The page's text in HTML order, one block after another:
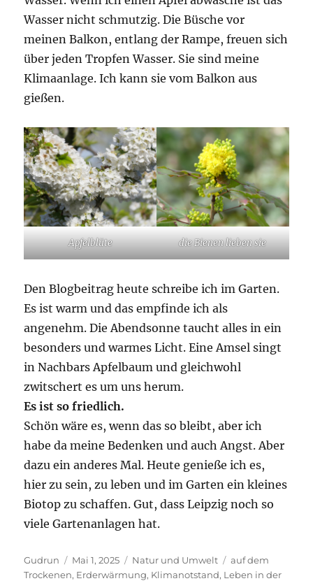
Wasser nicht schmutzig. Die Büsche vor
meinen Balkon, entlang der Rampe, freuen sich
über jeden Tropfen Wasser. Sie sind meine
Klimaanlage. Ich kann sie vom Balkon aus
gießen.
Apfelblüte die Bienen lieben sie
Den Blogbeitrag heute schreibe ich im Garten.
Es ist warm und das empfinde ich als
angenehm. Die Abendsonne taucht alles in ein
besonders und warmes Licht. Eine Amsel singt
in Nachbars Apfelbaum und gleichwohl
zwitschert es um uns herum.
Es ist so friedlich.
Schön wäre es, wenn das so bleibt, aber ich
habe da meine Bedenken und auch Angst. Aber
dazu ein anderes Mal. Heute genieße ich es,
hier zu sein, zu leben und im Garten ein kleines
Biotop zu schaffen. Gut, dass Leipzig noch so
viele Gartenanlagen hat.
Autor
Gudrun
Veröffentlicht
am
Mai 1, 2025 Kategorien
Natur und Umwelt Schlagwörter
auf dem
Trockenen, Erderwärmung, Klimanotstand, Leben in der